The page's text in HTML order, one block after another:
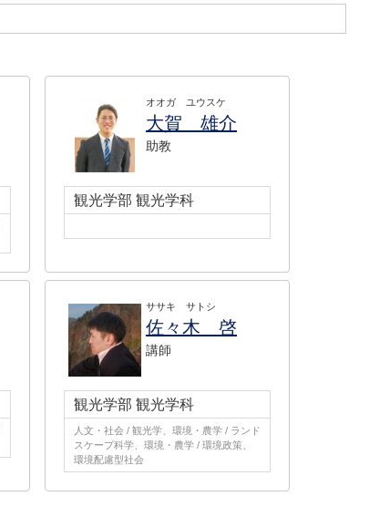
オオガ ユウスケ
大賀 雄介
助教
観光学部 観光学科
ササキ サトシ
佐々木 啓
講師
観光学部 観光学科
人文・社会 / 観光学、環境・農学 / ランド
スケープ科学、環境・農学 / 環境政策、
環境配慮型社会